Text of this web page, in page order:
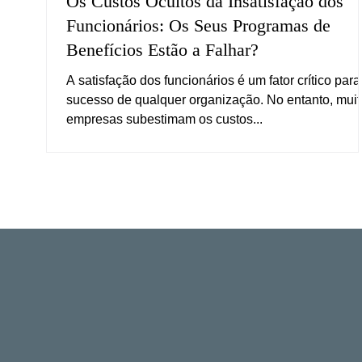
Funcionários: Os Seus Programas de
Benefícios Estão a Falhar?
A satisfação dos funcionários é um fator crítico
sucesso de qualquer organização. No entanto,
empresas subestimam os custos...